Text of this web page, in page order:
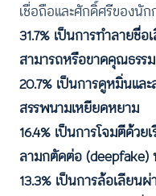
เชื่อถือและศักดิ์ศรีของนั
31.7% เป็นการทำลายชื่อ
สามารถหรือขาดคุณธรรม
20.7% เป็นการดูหมิ่นแล
สรรพนามเหยียดหยาม
16.4% เป็นการโจมตีด้ว
ลามกตัดต่อ
13.3% เป็นการล้อเลีย